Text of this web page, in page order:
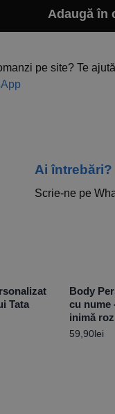
Adaugă în
pe site? Te
Ai întrebări?
Scrie-ne pe
Tata
Body
cu nume
inimă roz
59,90lei